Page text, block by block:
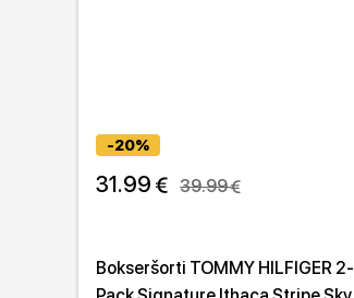
-20%
31.99 39.99
Bokseršorti TOMMY HILFIGER 2-